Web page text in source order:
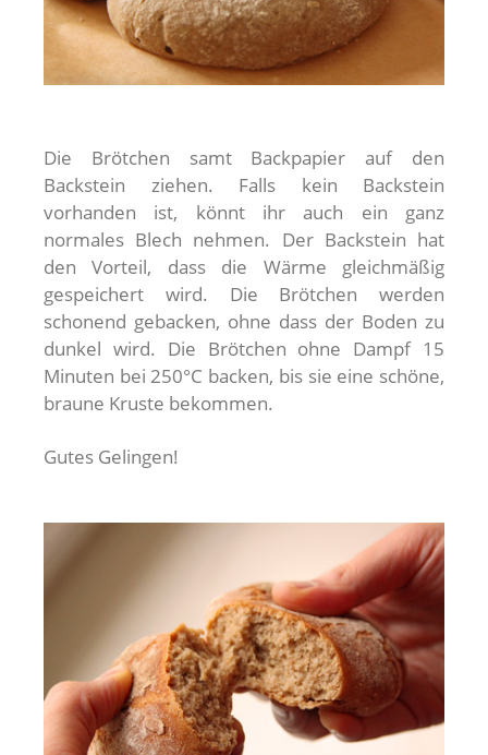
Die Brötchen samt Backpapier auf den
Backstein ziehen. Falls kein Backstein
vorhanden ist, könnt ihr auch ein ganz
normales Blech nehmen. Der Backstein hat
den Vorteil, dass die Wärme gleichmäßig
gespeichert wird. Die Brötchen werden
schonend gebacken, ohne dass der Boden zu
dunkel wird. Die Brötchen ohne Dampf 15
Minuten bei 250°C backen, bis sie eine schöne,
braune Kruste bekommen.
Gutes Gelingen!